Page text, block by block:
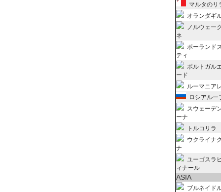
マルタのリ
オランダギ
ノルウェー
ネ
ポーランド
ティ
ポルトガル
ード
ルーマニア
ロシアルー
スウェーデ
ーナ
トルコリラ
ウクライナ
ナ
ユーゴスラ
ィナール
ASIA
ブルネイド